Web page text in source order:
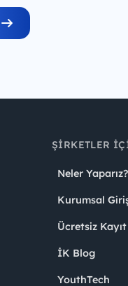
ŞIRKETLER
Neler Yaparız?
Kurumsal
Ücretsiz Kayıt
İK Blog
YouthTech